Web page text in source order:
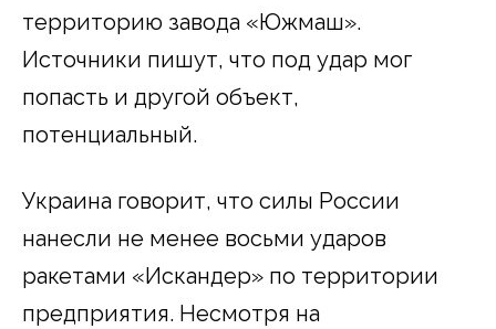
территорию завода «Южмаш».
Источники пишут, что под удар мог
попасть и другой объект,
потенциальный.
Украина говорит, что силы России
нанесли не менее восьми ударов
ракетами «Искандер» по территории
предприятия. Несмотря на